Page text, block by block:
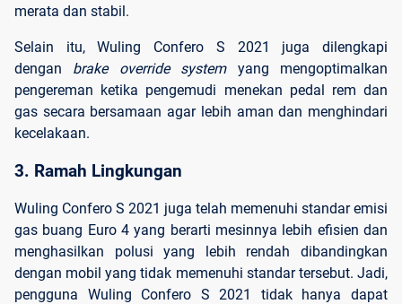
merata dan stabil.
Selain itu, Wuling Confero S 2021 juga dilengkapi
dengan brake override systemyang mengoptimalkan
pengereman ketika pengemudi menekan pedal rem dan
gas secara bersamaan agar lebih aman dan menghindari
kecelakaan.
3. Ramah Lingkungan
Wuling Confero S 2021 juga telah memenuhi standar emisi
gas buang Euro 4 yang berarti mesinnya lebih efisien dan
menghasilkan polusi yang lebih rendah dibandingkan
dengan mobil yang tidak memenuhi standar tersebut. Jadi,
pengguna Wuling Confero S 2021 tidak hanya dapat